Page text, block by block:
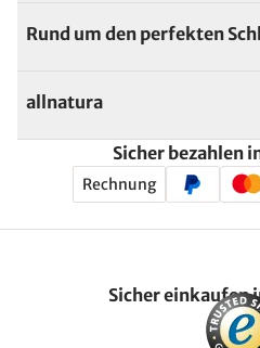
Rund um den perfekten
allnatura
Sicher bezahlen
Rechnung
Sicher einkaufen